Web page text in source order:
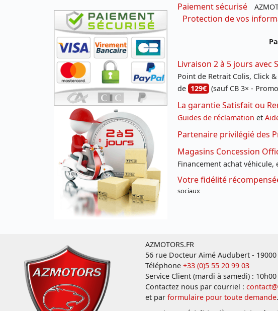
Paiement sécurisé
Protection de vos
Livraison 2 à 5 jours avec
Point de Retrait Colis, Click
de 129€ (sauf CB 3× -
La garantie Satisfait ou
Guides de réclamation et
Partenaire privilégié des
Magasins Concession
Financement achat
Votre fidélité
sociaux
AZMOTORS.FR
56 rue Docteur Aimé Audubert - 19000
Téléphone +33 (0)5 55 20 99 03
Service Client (mardi à samedi) :
Contactez nous par courriel :
et par formulaire pour toute demande.